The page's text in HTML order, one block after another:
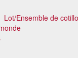
Lot/Ensemble de